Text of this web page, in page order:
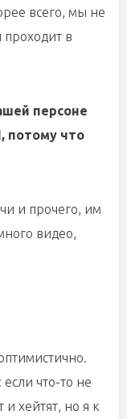
всего, мы не
проходит в
персоне
потому что
и прочего, им
видео,
что-то не
и хейтят, но я к